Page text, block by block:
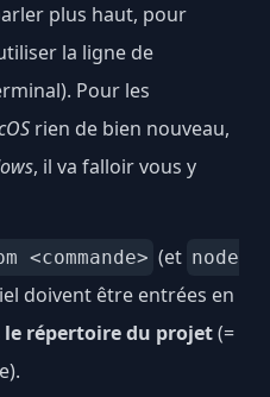
plus haut, pour
la ligne de
Pour les
rien de bien nouveau,
, il va falloir vous y
<commande> (et node
doivent être entrées en
le répertoire du projet(=